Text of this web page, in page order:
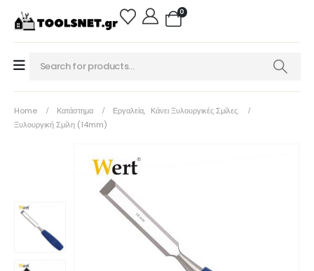
0
Home Κατάστημα Εργαλεία, Κάνει Ξυλουργικές Σμίλες.
Ξυλουργική Σμίλη (14mm)